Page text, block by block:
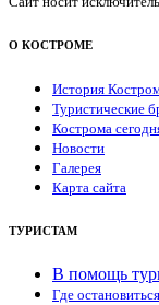
О КОСТРОМЕ
История
Туристические
Кострома
Новости
Галерея
Карта сайта
ТУРИСТАМ
В помощь
Где остановиться